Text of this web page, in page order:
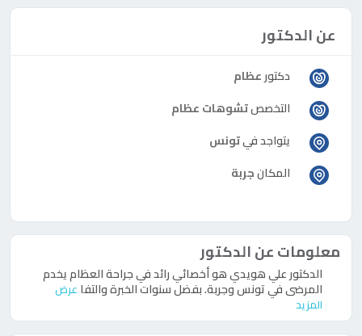
عن الدكتور
دكتورعظام
التخصصتشوهات عظام
يتواجد فيتونس
المكانجربة
معلومات عن الدكتور
الدكتور علي هويدي هو أخصائي رائد في جراحة العظام يخدم
المرضى في تونس وجربة. بفضل سنوات الخبرة والتفا عرض
المزيد